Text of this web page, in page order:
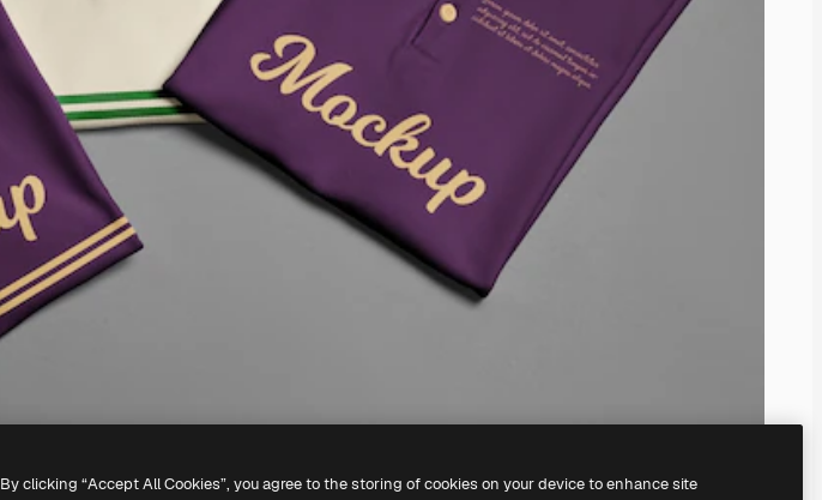
By clicking “Accept All Cookies”, you agree to the storing of cookies on your device to enhance site